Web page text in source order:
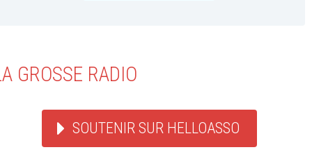
GROSSE RADIO
SOUTENIR SUR HELLOASSO